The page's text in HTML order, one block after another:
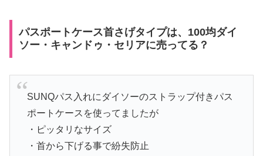
パスポートケース首さげタイプは、100均ダイ
ソー・キャンドゥ・セリアに売ってる？
SUNQパス入れにダイソーのストラップ付きパス
ポートケースを使ってましたが
・ピッタリなサイズ
・首から下げる事で紛失防止